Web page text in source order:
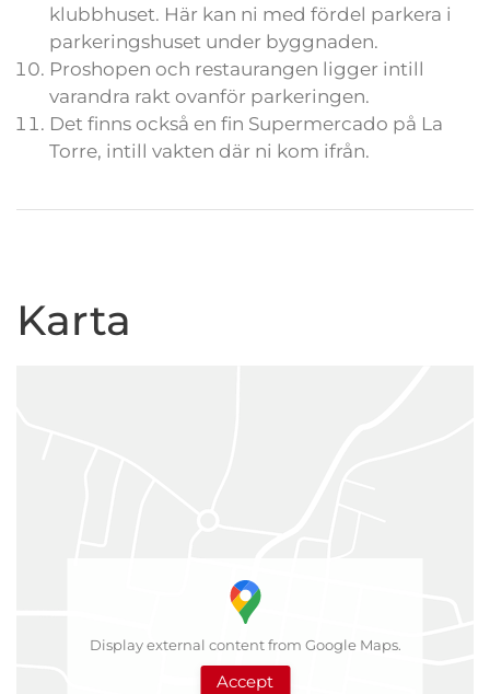
klubbhuset. Här kan ni med fördel parkera i
parkeringshuset under byggnaden.
Proshopen och restaurangen ligger intill
varandra rakt ovanför parkeringen.
Det finns också en fin Supermercado på La
Torre, intill vakten där ni kom ifrån.
Karta
Display external content from Google Maps.
Accept